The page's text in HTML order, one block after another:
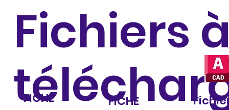
Fichiers
FICHE
FICHE